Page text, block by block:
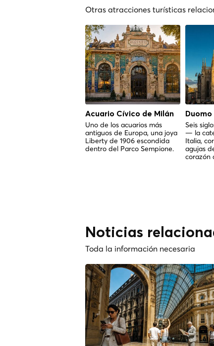
Otras atracciones turísticas
Acuario Cívico de Milán
Uno de los acuarios más
antiguos de Europa, una joya
Liberty de 1906 escondida
dentro del Parco Sempione.
Seis
— la
Italia,
agujas
corazón
Noticias
Toda la información necesaria